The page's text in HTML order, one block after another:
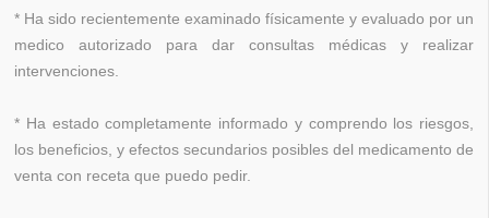
* Ha sido recientemente examinado físicamente y evaluado por un
medico autorizado para dar consultas médicas y realizar
intervenciones.
* Ha estado completamente informado y comprendo los riesgos,
los beneficios, y efectos secundarios posibles del medicamento de
venta con receta que puedo pedir.